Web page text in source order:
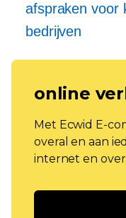
afspraken voor
bedrijven
online
Met Ecwid E-
overal en aan
internet en